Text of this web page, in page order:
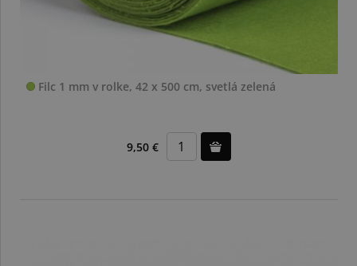
Filc 1 mm v rolke, 42 x 500 cm, svetlá zelená
9,50 €